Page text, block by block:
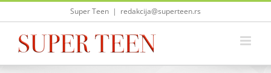
Skip
Super Teen | redakcija@superteen.rs